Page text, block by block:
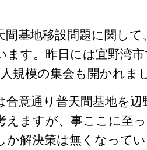
基地移設問題に関して
ます。昨日には宜野湾
規模の集会も開かれま
意通り普天間基地を辺
えますが、事ここに至
か解決策は無くなって